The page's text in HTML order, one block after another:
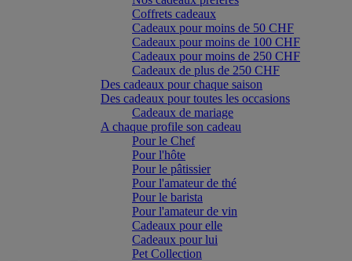
Coffrets cadeaux
Cadeaux pour moins de 50 CHF
Cadeaux pour moins de 100 CHF
Cadeaux pour moins de 250 CHF
Cadeaux de plus de 250 CHF
Des cadeaux pour chaque saison
Des cadeaux pour toutes les occasions
Cadeaux de mariage
A chaque profile son cadeau
Pour le Chef
Pour l'hôte
Pour le pâtissier
Pour l'amateur de thé
Pour le barista
Pour l'amateur de vin
Cadeaux pour elle
Cadeaux pour lui
Pet Collection